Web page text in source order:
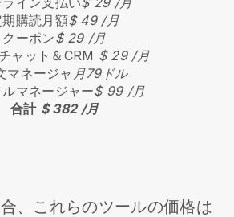
期購読月額$ 49 /月
クーポン$ 29 /月
ャット＆CRM $ 29 /月
マネージャ 月79ドル
マネージャー$ 99 /月
合計 $ 382 /月
、これらのツールの価格は